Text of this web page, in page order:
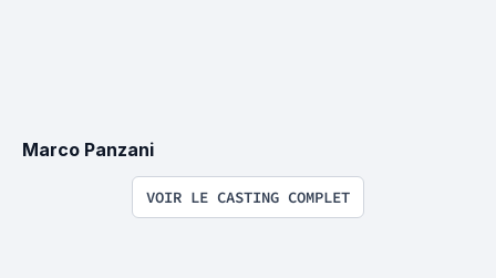
Marco Panzani
VOIR LE CASTING COMPLET